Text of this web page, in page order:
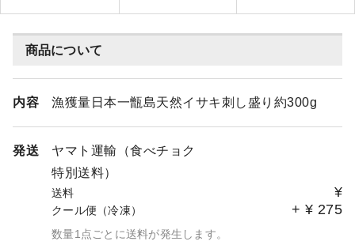
商品について
内容 漁獲量日本一甑島天然イサキ刺し盛り約300g
発送
ヤマト運輸（食べチョク
特別送料）
送料 ¥
クール便（冷凍） + ¥ 275
数量1点ごとに送料が発生します。